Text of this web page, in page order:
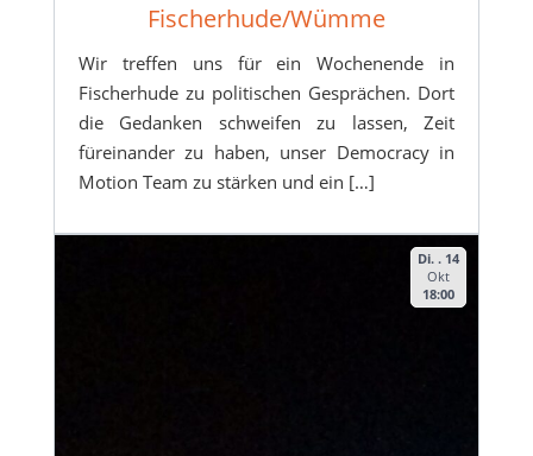
Fischerhude/Wümme
Wir treffen uns für ein Wochenende in
Fischerhude zu politischen Gesprächen. Dort
die Gedanken schweifen zu lassen, Zeit
füreinander zu haben, unser Democracy in
Motion Team zu stärken und ein […]
Di. . 14
Okt
18:00